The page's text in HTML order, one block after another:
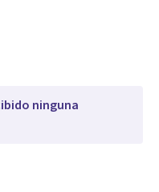
ninguna